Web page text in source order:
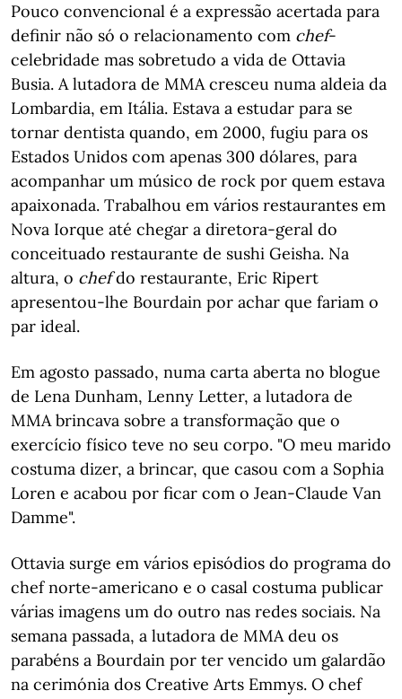
Pouco convencional é a expressão acertada para
definir não só o relacionamento com chef-
celebridade mas sobretudo a vida de Ottavia
Busia. A lutadora de MMA cresceu numa aldeia da
Lombardia, em Itália. Estava a estudar para se
tornar dentista quando, em 2000, fugiu para os
Estados Unidos com apenas 300 dólares, para
acompanhar um músico de rock por quem estava
apaixonada. Trabalhou em vários restaurantes em
Nova Iorque até chegar a diretora-geral do
conceituado restaurante de sushi Geisha. Na
altura, o chefdo restaurante, Eric Ripert
apresentou-lhe Bourdain por achar que fariam o
par ideal.
Em agosto passado, numa carta aberta no blogue
de Lena Dunham, Lenny Letter, a lutadora de
MMA brincava sobre a transformação que o
exercício físico teve no seu corpo. "O meu marido
costuma dizer, a brincar, que casou com a Sophia
Loren e acabou por ficar com o Jean-Claude Van
Damme".
Ottavia surge em vários episódios do programa do
chef norte-americano e o casal costuma publicar
várias imagens um do outro nas redes sociais. Na
semana passada, a lutadora de MMA deu os
parabéns a Bourdain por ter vencido um galardão
na cerimónia dos Creative Arts Emmys. O chef